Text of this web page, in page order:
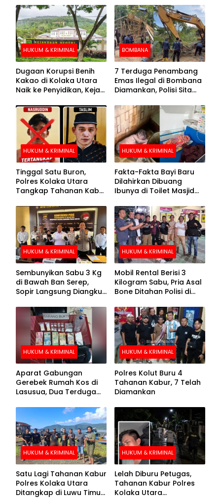
HUKUM & KRIMINAL
Dugaan Korupsi Benih
Kakao di Kolaka Utara
Naik ke Penyidikan, Kejari
BOMBANA
7 Terduga Penambang
Emas Ilegal di Bombana
Diamankan, Polisi Sita
Crusher
HUKUM & KRIMINAL
Tinggal Satu Buron,
Polres Kolaka Utara
Tangkap Tahanan Kabur
Pengejaran
HUKUM & KRIMINAL
Fakta-Fakta Bayi Baru
Dilahirkan Dibuang
Ibunya di Toilet Masjid
HUKUM & KRIMINAL
Sembunyikan Sabu 3 Kg
di Bawah Ban Serep,
Sopir Langsung Diangkut
HUKUM & KRIMINAL
Mobil Rental Berisi 3
Kilogram Sabu, Pria Asal
Bone Ditahan Polisi di
HUKUM & KRIMINAL
Aparat Gabungan
Gerebek Rumah Kos di
Lasusua, Dua Terduga
HUKUM & KRIMINAL
Polres Kolut Buru 4
Tahanan Kabur, 7 Telah
Diamankan
HUKUM & KRIMINAL
Satu Lagi Tahanan Kabur
Polres Kolaka Utara
Ditangkap di Luwu Timur,
HUKUM & KRIMINAL
Lelah Diburu Petugas,
Tahanan Kabur Polres
Kolaka Utara